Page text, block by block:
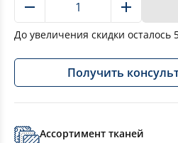
До увеличения скидки осталось
Получить
Ассортимент тканей